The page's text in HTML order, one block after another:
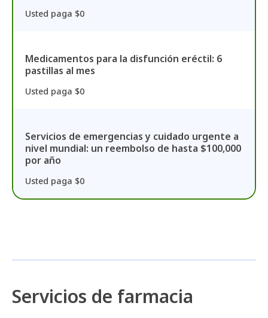
Usted paga $0
Medicamentos para la disfunción eréctil: 6
pastillas al mes
Usted paga $0
Servicios de emergencias y cuidado urgente a
nivel mundial: un reembolso de hasta $100,000
por año
Usted paga $0
Servicios de farmacia